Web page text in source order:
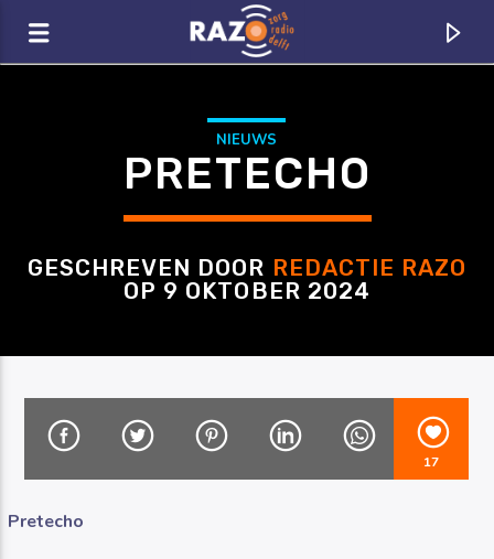
CURRENT TRACK
TITLE
ARTIST
NIEUWS
PRETECHO
GESCHREVEN DOOR REDACTIE RAZO
OP 9 OKTOBER 2024
17
Pretecho